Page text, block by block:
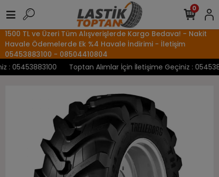
1500 TL ve Üzeri Tüm Alışverişlerde Kargo Bedava! - Nakit
Havale Ödemelerde Ek %4 Havale İndirimi - İletişim
05453883100 - 08504410804
05453883100
Toptan Alımlar İçin İletişime Geçiniz :
0